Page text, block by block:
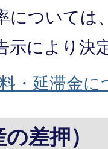
については
示により決
・延滞金に
差押）